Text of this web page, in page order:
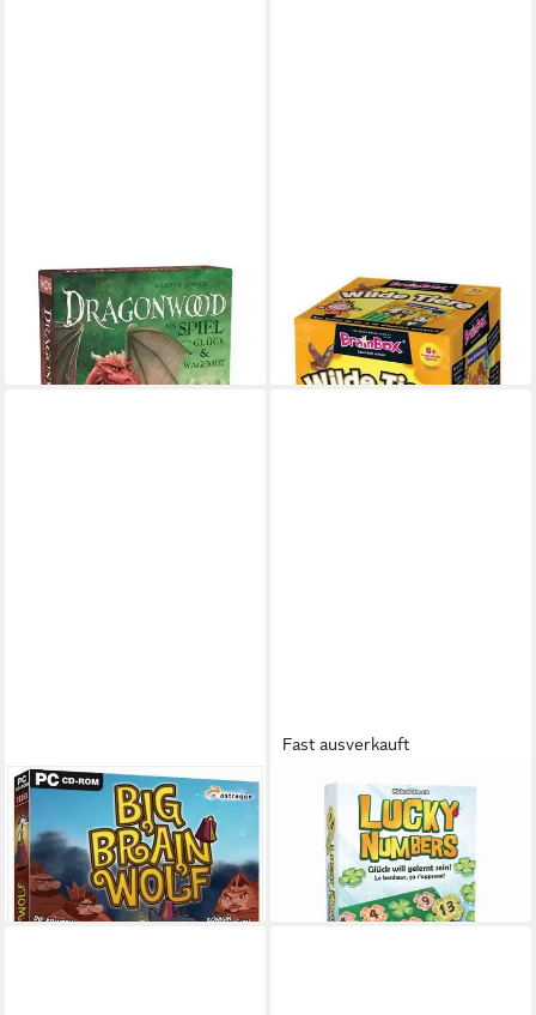
BRAINBOX
Spiel Dragonwood
ab 21,15 €
lieferbar - in 3-4 Werktagen bei dir
BRAINBOX
Spiel - Wilde Tiere
ab 19,94 €
leider ausverkauft
ASTRAGON
Big Brain Wolf PC
6,99 €
lieferbar - in 3-4 Werktagen bei dir
Fast ausverkauft
BRAINBOX
Spiel Game Factory - Lucky
Numbers
24,35 €
lieferbar - in 5-6 Werktagen bei dir